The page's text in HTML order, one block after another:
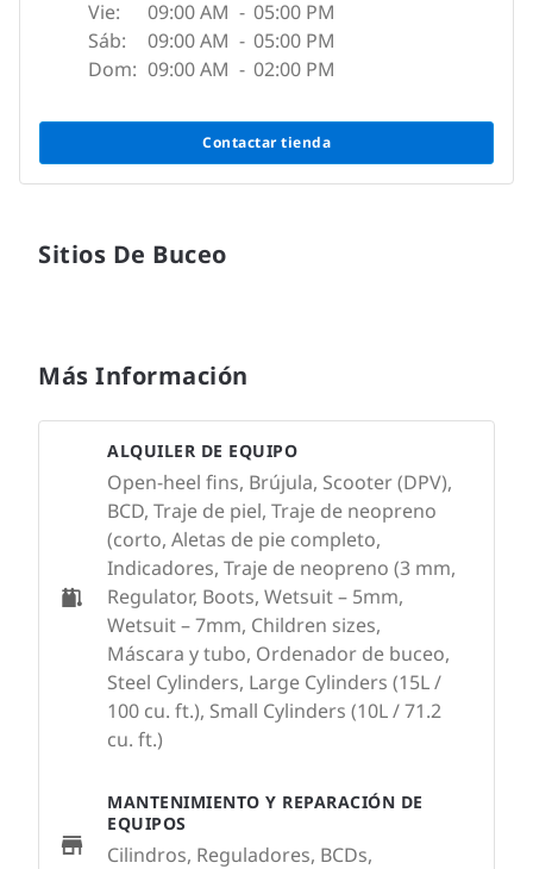
Vie: 09:00 AM - 05:00 PM
Sáb:
09:00 AM - 05:00 PM
Dom: 09:00 AM - 02:00 PM
Contactar tienda
Sitios De Buceo
Más Información
ALQUILER DE EQUIPO
Open-heel fins, Brújula, Scooter (DPV),
BCD, Traje de piel, Traje de neopreno
(corto, Aletas de pie completo,
Indicadores, Traje de neopreno (3 mm,
Regulator, Boots, Wetsuit – 5mm,
Wetsuit – 7mm, Children sizes,
Máscara y tubo, Ordenador de buceo,
Steel Cylinders, Large Cylinders (15L /
100 cu. ft.), Small Cylinders (10L / 71.2
cu. ft.)
MANTENIMIENTO Y REPARACIÓN DE
EQUIPOS
Cilindros, Reguladores, BCDs,